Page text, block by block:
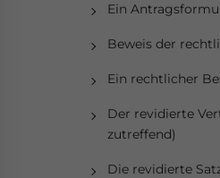
Ein
Beweis der
Ein rechtlicher
Der revidierte
zutreffend)
Die revidierte